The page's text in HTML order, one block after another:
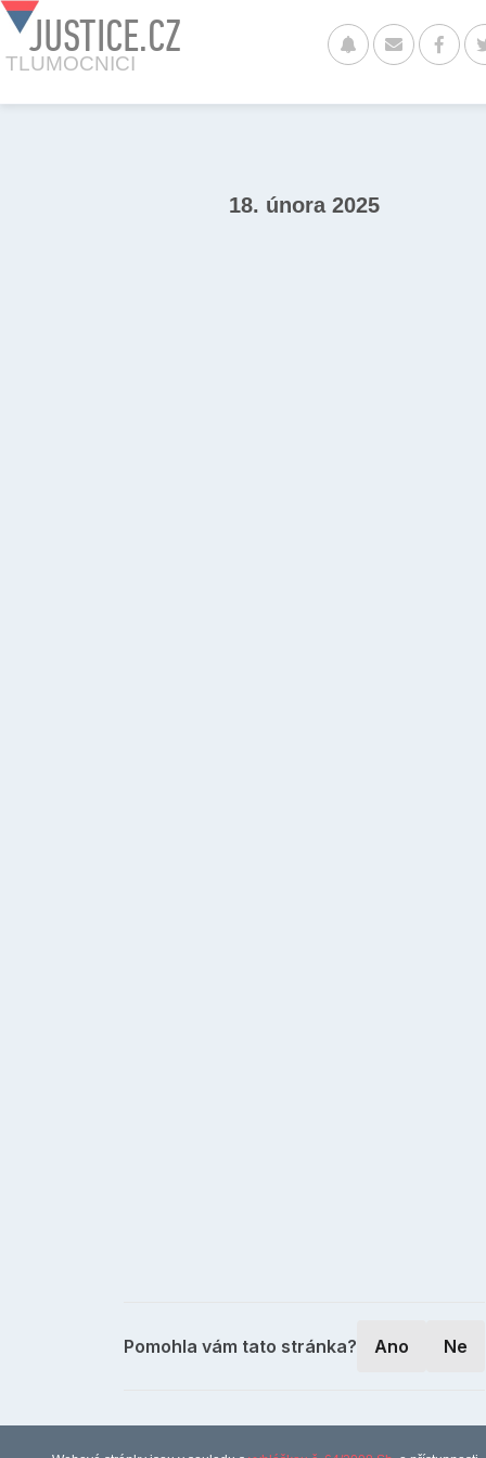
JUSTICE.CZ
TLUMOCNICI
18. února 2025
Pomohla vám tato stránka? Ano Ne